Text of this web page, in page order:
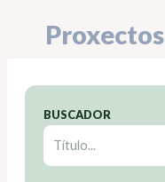
Proxectos
BUSCADOR